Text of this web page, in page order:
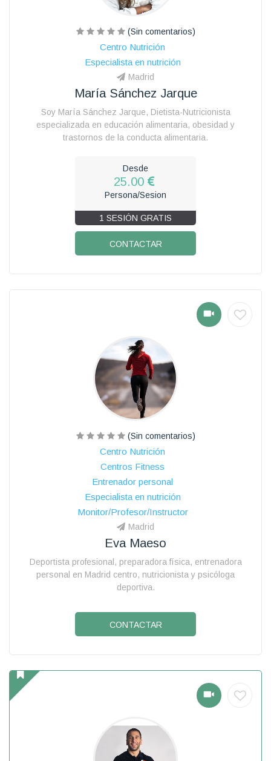
(Sin comentarios)
Centro Nutrición
Especialista en nutrición
Madrid
María Sánchez Jarque
Soy María Sánchez Jarque, Dietista-Nutricionista
especializada en educación alimentaria, obesidad y
trastornos de la conducta alimentaria.
Desde
25.00
Persona/Sesion
1 SESIÓN GRATIS
CONTACTAR
(Sin comentarios)
Centro Nutrición
Centros Fitness
Entrenador personal
Especialista en nutrición
Monitor/Profesor/Instructor
Madrid
Eva Maeso
Deportista profesional, preparadora física, entrenadora
personal en Madrid centro, nutricionista y psicóloga
deportiva.
CONTACTAR